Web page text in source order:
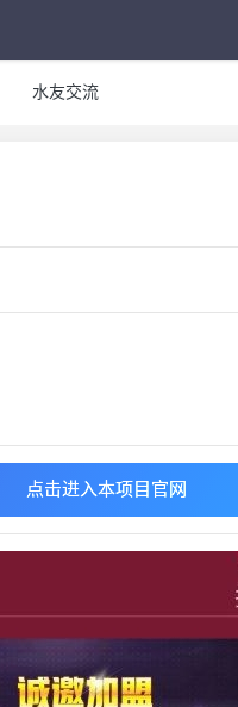
水友交流
点击进入本项目官网